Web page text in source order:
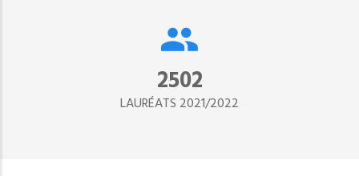
2890
LAURÉATS 2021/2022